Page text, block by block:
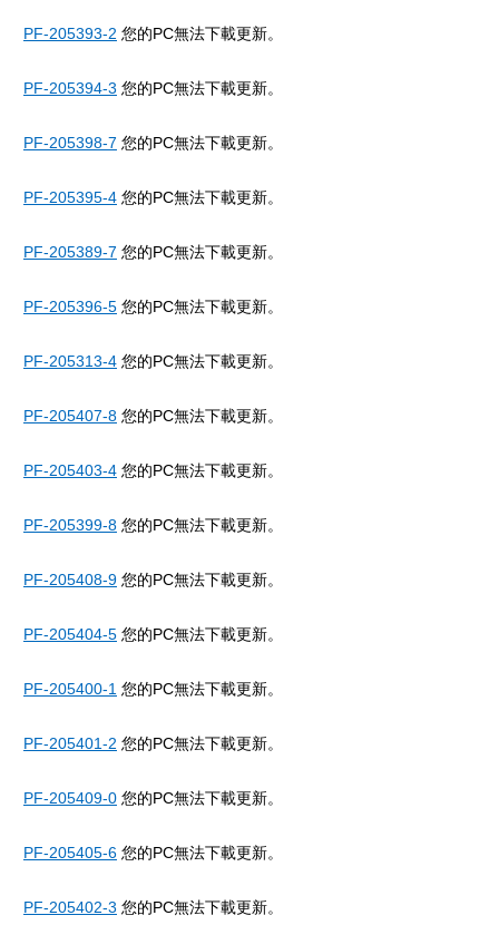
PF-205393-2 您的PC無法下載更新。
PF-205394-3 您的PC無法下載更新。
PF-205398-7 您的PC無法下載更新。
PF-205395-4 您的PC無法下載更新。
PF-205389-7 您的PC無法下載更新。
PF-205396-5 您的PC無法下載更新。
PF-205313-4 您的PC無法下載更新。
PF-205407-8 您的PC無法下載更新。
PF-205403-4 您的PC無法下載更新。
PF-205399-8 您的PC無法下載更新。
PF-205408-9 您的PC無法下載更新。
PF-205404-5 您的PC無法下載更新。
PF-205400-1 您的PC無法下載更新。
PF-205401-2 您的PC無法下載更新。
PF-205409-0 您的PC無法下載更新。
PF-205405-6 您的PC無法下載更新。
PF-205402-3 您的PC無法下載更新。